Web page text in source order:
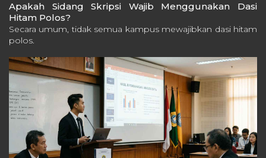
Apakah Sidang Skripsi Wajib Menggunakan Dasi
Hitam Polos?
Secara umum, tidak semua kampus mewajibkan dasi hitam
polos.